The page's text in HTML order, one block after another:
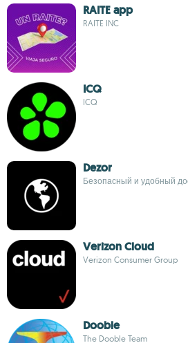
RAITE app
RAITE INC
ICQ
ICQ
Dezor
Безопасный и удобный
Verizon Cloud
Verizon Consumer Group
Dooble
The Dooble Team